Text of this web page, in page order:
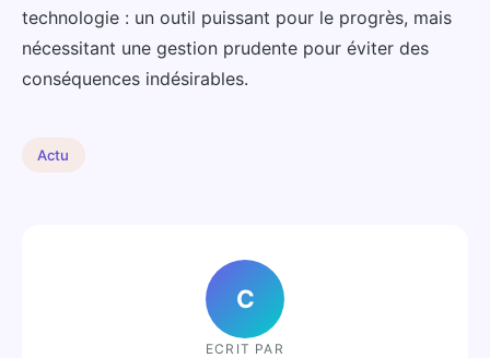
technologie : un outil puissant pour le progrès, mais
nécessitant une gestion prudente pour éviter des
conséquences indésirables.
Actu
C
ECRIT PAR